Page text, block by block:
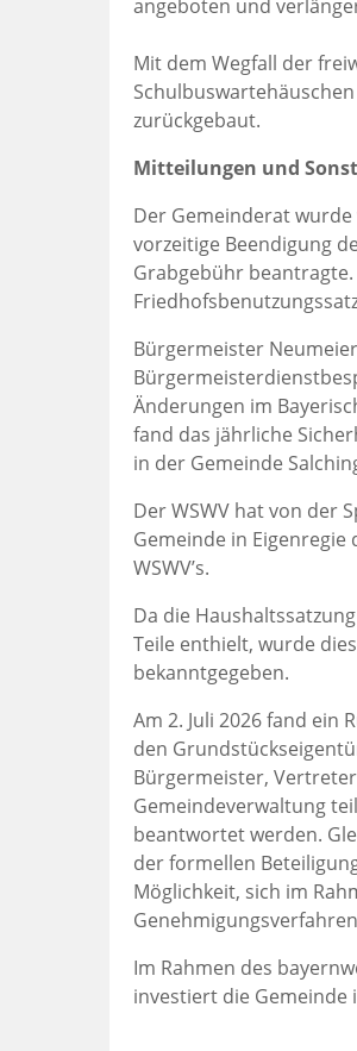
angeboten und
Mit dem Wegfall der
zurückgebaut.
Mitteilungen und
Der Gemeinderat
vorzeitige Beendigung
Grabgebühr
Bürgermeister
Änderungen im
fand das jährliche
in der Gemeinde
Der WSWV hat von der
Gemeinde in
WSWV’s.
Da die
Teile enthielt, wurde
bekanntgegeben.
Am 2. Juli 2026 fand ein
den
Bürgermeister,
Gemeindeverwaltung
beantwortet werden.
der formellen
Möglichkeit, sich im
Im Rahmen des
investiert die Gemeinde